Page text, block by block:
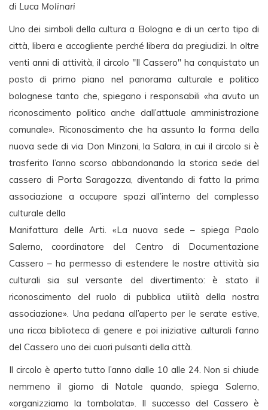
di Luca Molinari
Uno dei simboli della cultura a Bologna e di un certo tipo di
città, libera e accogliente perché libera da pregiudizi. In oltre
venti anni di attività, il circolo "Il Cassero" ha conquistato un
posto di primo piano nel panorama culturale e politico
bolognese tanto che, spiegano i responsabili «ha avuto un
riconoscimento politico anche dall’attuale amministrazione
comunale». Riconoscimento che ha assunto la forma della
nuova sede di via Don Minzoni, la Salara, in cui il circolo si è
trasferito l’anno scorso abbandonando la storica sede del
cassero di Porta Saragozza, diventando di fatto la prima
associazione a occupare spazi all’interno del complesso
culturale della
Manifattura delle Arti. «La nuova sede – spiega Paolo
Salerno, coordinatore del Centro di Documentazione
Cassero – ha permesso di estendere le nostre attività sia
culturali sia sul versante del divertimento: è stato il
riconoscimento del ruolo di pubblica utilità della nostra
associazione». Una pedana all’aperto per le serate estive,
una ricca biblioteca di genere e poi iniziative culturali fanno
del Cassero uno dei cuori pulsanti della città.
Il circolo è aperto tutto l’anno dalle 10 alle 24. Non si chiude
nemmeno il giorno di Natale quando, spiega Salerno,
«organizziamo la tombolata». Il successo del Cassero è